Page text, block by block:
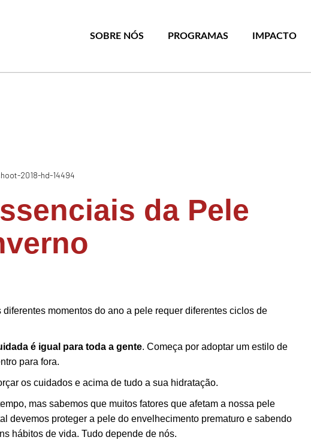
SOBRE NÓS PROGRAMAS IMPACTO
da Pele
momentos do ano a pele requer diferentes ciclos de
é igual para toda a gente. Começa por adoptar um estilo de
para fora.
os cuidados e acima de tudo a sua hidratação.
mas sabemos que muitos fatores que afetam a nossa pele
devemos proteger a pele do envelhecimento prematuro e sabendo
hábitos de vida. Tudo depende de nós.